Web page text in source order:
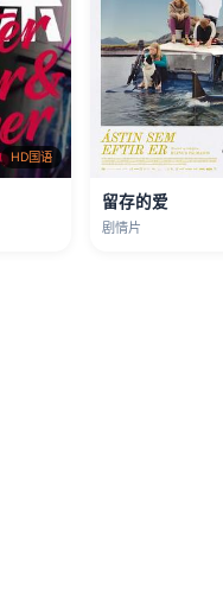
HD国语
留存的爱
剧情片